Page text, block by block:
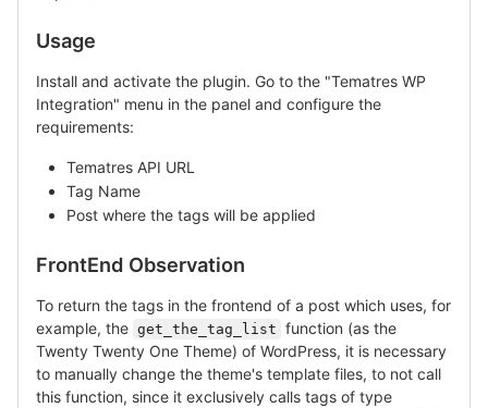
Usage
Install and activate the plugin. Go to the "Tematres WP
Integration" menu in the panel and configure the
requirements:
Tematres API URL
Tag Name
Post where the tags will be applied
FrontEnd Observation
To return the tags in the frontend of a post which uses, for
example, the get_the_tag_list function (as the
Twenty Twenty One Theme) of WordPress, it is necessary
to manually change the theme's template files, to not call
this function, since it exclusively calls tags of type